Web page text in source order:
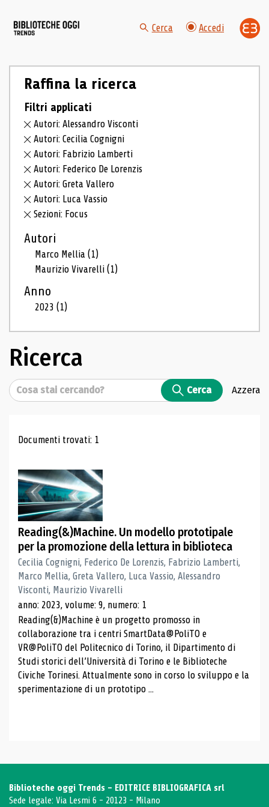
Cerca Accedi
Raffina la ricerca
Filtri applicati
Autori: Alessandro Visconti
Autori: Cecilia Cognigni
Autori: Fabrizio Lamberti
Autori: Federico De Lorenzis
Autori: Greta Vallero
Autori: Luca Vassio
Sezioni: Focus
Autori
Marco Mellia(1)
Maurizio Vivarelli(1)
Anno
2023(1)
Ricerca
Cerca Cerca Azzera
Risultati di ricerca
Documenti trovati: 1
Reading(&)Machine. Un modello prototipale
per la promozione della lettura in biblioteca
Cecilia Cognigni, Federico De Lorenzis, Fabrizio Lamberti,
Marco Mellia, Greta Vallero, Luca Vassio, Alessandro
Visconti, Maurizio Vivarelli
anno: 2023, volume: 9, numero: 1
Reading(&)Machine è un progetto promosso in
collaborazione tra i centri SmartData@PoliTO e
VR@PoliTO del Politecnico di Torino, il Dipartimento di
Studi storici dell’Università di Torino e le Biblioteche
Civiche Torinesi. Attualmente sono in corso lo sviluppo e la
sperimentazione di un prototipo ...
Biblioteche oggi Trends - EDITRICE BIBLIOGRAFICA srl
Sede legale: Via Lesmi 6 - 20123 - Milano